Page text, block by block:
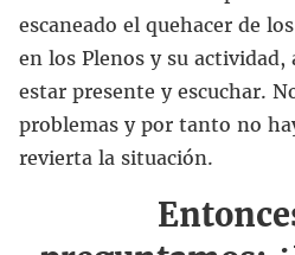
escaneado el quehacer de
en los Plenos y su
estar presente y escuchar.
problemas y por tanto no
revierta la situación.